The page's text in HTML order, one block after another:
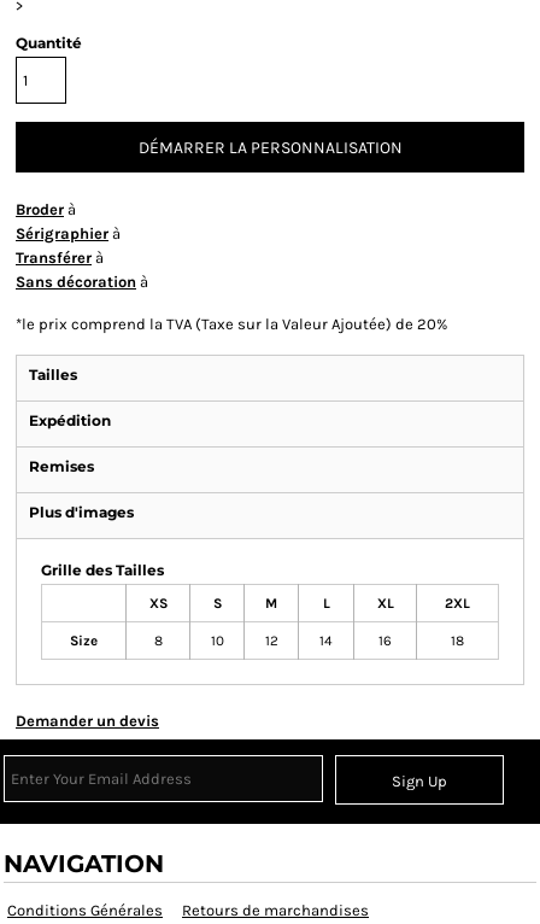
>
Quantité
DÉMARRER LA PERSONNALISATION
Broder à
Sérigraphier à
Transférer à
Sans décoration à
*le prix comprend la TVA (Taxe sur la Valeur Ajoutée) de 20%
Tailles
Expédition
Remises
Plus d'images
Grille des Tailles
XS S M L XL 2XL
Size 8 10 12 14 16 18
Demander un devis
Sign Up
NAVIGATION
Conditions Générales Retours de marchandises